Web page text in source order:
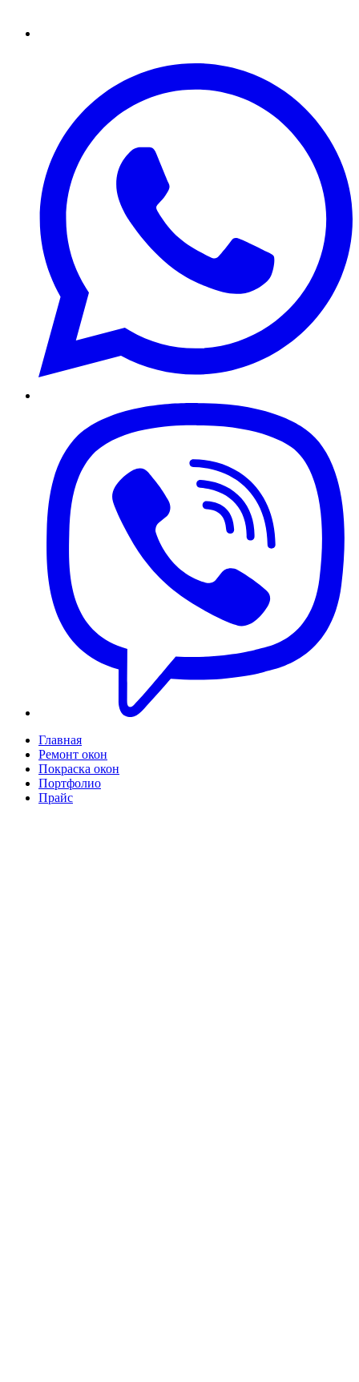
Главная
Ремонт окон
Покраска окон
Портфолио
Прайс